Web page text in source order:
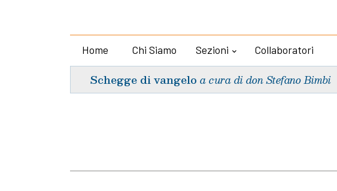
Home Chi Siamo Sezioni Collaboratori
Schegge di vangelo a cura di don Stefano Bimbi